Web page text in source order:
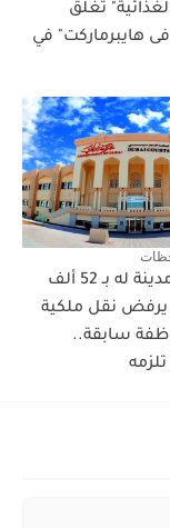
تغلق
هايبرماركت" في
ادعى أنها مدينة له بـ 52 ألف
يرفض نقل ملكية
سابقة..